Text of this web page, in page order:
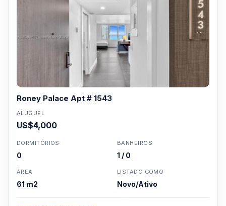
Roney Palace Apt # 1543
ALUGUEL
US$4,000
DORMITÓRIOS
0
BANHEIROS
1 / 0
ÁREA
61 m2
LISTADO COMO
Novo/Ativo